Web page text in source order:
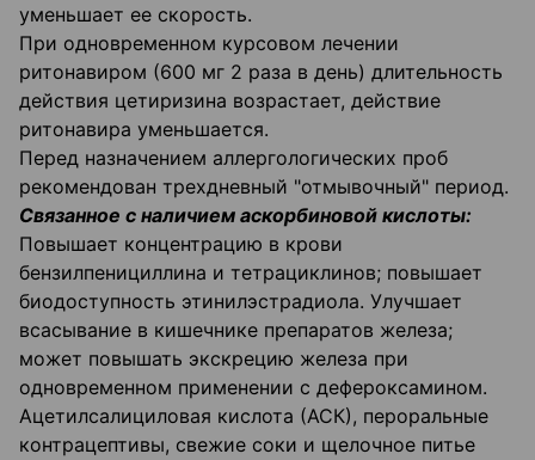
уменьшает ее скорость.
При одновременном курсовом лечении
ритонавиром (600 мг 2 раза в день) длительность
действия цетиризина возрастает, действие
ритонавира уменьшается.
Перед назначением аллергологических проб
рекомендован трехдневный "отмывочный" период.
Связанное с наличием аскорбиновой кислоты:
Повышает концентрацию в крови
бензилпенициллина и тетрациклинов; повышает
биодоступность этинилэстрадиола. Улучшает
всасывание в кишечнике препаратов железа;
может повышать экскрецию железа при
одновременном применении с дефероксамином.
Ацетилсалициловая кислота (АСК), пероральные
контрацептивы, свежие соки и щелочное питье